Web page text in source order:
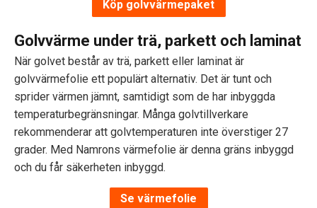
Köp golvvärmepaket
Golvvärme under trä, parkett och laminat
När golvet består av trä, parkett eller laminat är
golvvärmefolie ett populärt alternativ. Det är tunt och
sprider värmen jämnt, samtidigt som de har inbyggda
temperaturbegränsningar. Många golvtillverkare
rekommenderar att golvtemperaturen inte överstiger 27
grader. Med Namrons värmefolie är denna gräns inbyggd
och du får säkerheten inbyggd.
Se värmefolie